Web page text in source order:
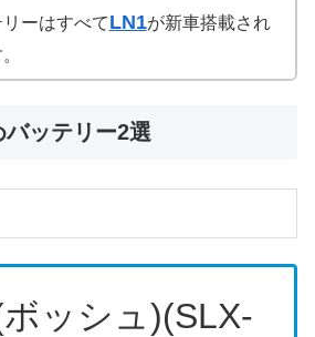
ーはすべてLN1が新車搭載され
ッテリー2選
ッシュ)(SLX-